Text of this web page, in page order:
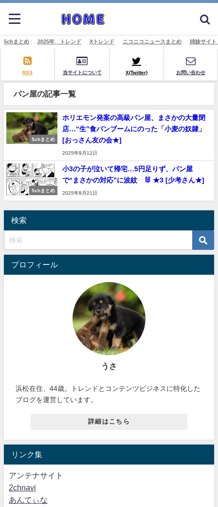
5chまとめ 2025年 トレンド Xトレンド ニコニコニュースまとめ 姉妹サイ
RSS 当サイトについて X(Twitter) お問い合わせ
パン屋の記事一覧
5chまとめ
ホリエモン発案の高級パン屋、まさかの大量閉
店…“生”食パンブームにのった「小麦の奴隷」
[おっさん友の会★]
2025年9月12日
5chまとめ
小3の子が泣いて帰宅…5円足りず、パン屋
で“まさかの対応”に波紋 🐰 ★3 [少考さん★]
2025年8月21日
検索
プロフィール
うさ
浜松在住、44歳。トレンドとコンテンツビジネスに特化した
ブログを運営しています。
詳細はこちら
リンク集
アンテナサイト
2chnavi
あんてぃな